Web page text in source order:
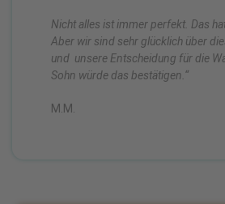
Nicht alles ist immer perfekt. Das
Aber wir sind sehr glücklich über
und unsere Entscheidung für die
Sohn würde das bestätigen. “
M.M.